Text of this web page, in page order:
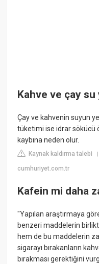
Kahve ve çay
Çay ve kahvenin suyun
tüketimi ise idrar sökücü
kaybına neden olur.
Kaynak kaldırma talebi
cumhuriyet.com.tr
Kafein mi daha
"Yapılan araştırmaya
benzeri maddelerin
hem de bu maddelerin
sigarayı bırakanların
bırakması gerektiğini